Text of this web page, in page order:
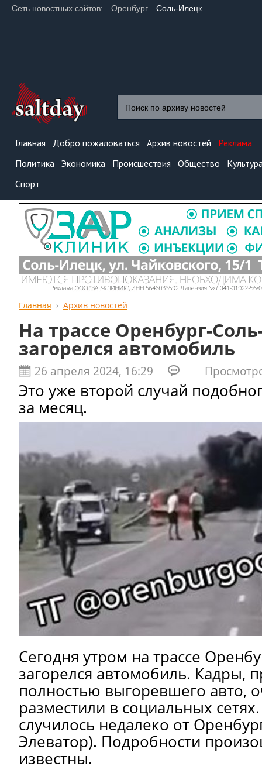
Сеть новостных сайтов: Оренбург Соль-Илецк
Главная Добро пожаловаться Архив новостей
Реклама
Политика Экономика Происшествия Общество
Спорт
Главная Архив новостей
На трассе Оренбург-
загорелся автомобиль
26 апреля 2024, 16:29
Это уже второй случай
за месяц.
Сегодня утром на трассе
загорелся автомобиль. Кадры,
полностью выгоревшего авто,
разместили в социальных
случилось недалеко от
Элеватор). Подробности
известны.